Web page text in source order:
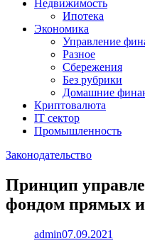
Недвижимость
Ипотека
Экономика
Управление
Разное
Сбережения
Без рубрики
Домашние
Криптовалюта
IT сектор
Промышленность
Законодательство
Принцип
фондом прямых
admin07.09.2021